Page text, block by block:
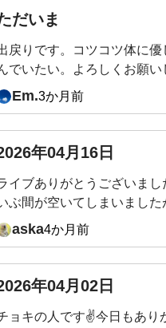
だいま
戻りです。コツコツ体に
でいたい。よろしくお願い
Em.3か月前
年04月16日
イブありがとうございま
ぶ間が空いてしまいまし
クササイズは、ほぼ毎日や
まずまで、かなり曲線描け
手を入れてくれるので🤣楽
にありがたいです！先生の
ーが大好きです✨
aska4か月前
年04月02日
ョキの人です✌今日もあり